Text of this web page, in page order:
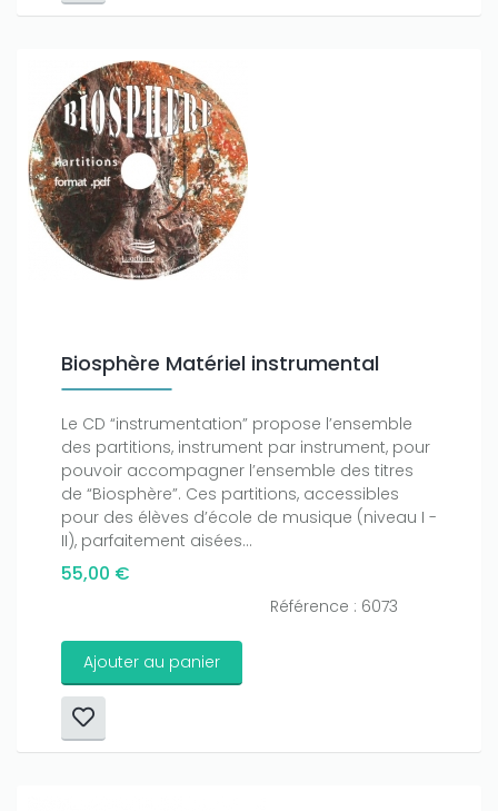
Biosphère Matériel instrumental
Le CD “instrumentation” propose l’ensemble
des partitions, instrument par instrument, pour
pouvoir accompagner l’ensemble des titres
de “Biosphère”. Ces partitions, accessibles
pour des élèves d’école de musique (niveau I -
II), parfaitement aisées...
55,00 €
Référence : 6073
Ajouter au panier